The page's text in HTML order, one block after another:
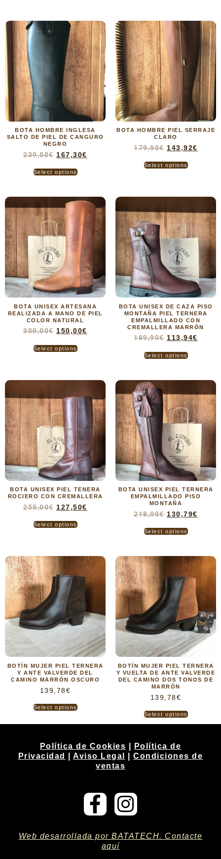
BOTA HOMBRE INGLESA
SALTO DE PIEL DE CANGURO
NEGRO
239,50€ 167,30€
Select options
BOTA HOMBRE PIEL SERRAJE
CLARO
179,90€ 143,92€
Select options
BOTA UNISEX ARTESANA
REALIZADA A MANO DE PIEL
COLOR NATURAL
300,00€ 150,00€
Select options
BOTA UNISEX DE CAZA PISO
MONTAÑA PIEL TERNERA
EMPALMILLADO CON
CREMALLERA MARRÓN
189,90€ 113,94€
Select options
BOTA UNISEX PIEL TENERA
ROCIERO CON CREMALLERA
255,00€ 127,50€
Select options
BOTA UNISEX PIEL TERNERA
EMPALMILLADO PISO
MONTAÑA
218,00€ 130,79€
Select options
BOTÍN MUJER PIEL TERNERA
Y ANTE VALVERDE DEL
CAMINO MARRÓN OSCURO
139,78€
Select options
BOTÍN MUJER PIEL TERNERA
Y VUELTA DE ANTE VALVERDE
DEL CAMINO DOS TONOS DE
MARRÓN
139,78€
Select options
Política de Cookies
Política de
Privacidad
|Aviso Legal |Condiciones de
ventas
Web desarrollada por BATATECH. Contacte
aquí